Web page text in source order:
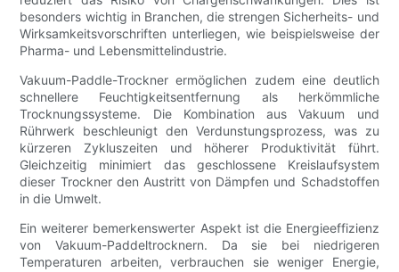
besonders wichtig in Branchen, die strengen Sicherheits- und
Wirksamkeitsvorschriften unterliegen, wie beispielsweise der
Pharma- und Lebensmittelindustrie.
Vakuum-Paddle-Trockner ermöglichen zudem eine deutlich
schnellere Feuchtigkeitsentfernung als herkömmliche
Trocknungssysteme. Die Kombination aus Vakuum und
Rührwerk beschleunigt den Verdunstungsprozess, was zu
kürzeren Zykluszeiten und höherer Produktivität führt.
Gleichzeitig minimiert das geschlossene Kreislaufsystem
dieser Trockner den Austritt von Dämpfen und Schadstoffen
in die Umwelt.
Ein weiterer bemerkenswerter Aspekt ist die Energieeffizienz
von Vakuum-Paddeltrocknern. Da sie bei niedrigeren
Temperaturen arbeiten, verbrauchen sie weniger Energie,